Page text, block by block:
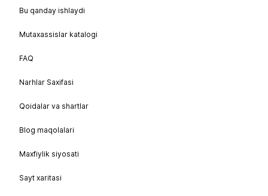
Bu qanday ishlaydi
Mutaxassislar katalogi
FAQ
Narhlar Saxifasi
Qoidalar va shartlar
Blog maqolalari
Maxfiylik siyosati
Sayt xaritasi